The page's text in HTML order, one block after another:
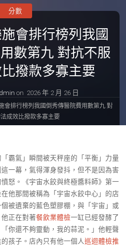
會排行榜列我國
數第九 對抗不服
撥款多寡主要
on 2026 年 2 月 26 日
分數
會排行榜列我國倒秀傳醫院費用數第九 對
成效比撥款多寡主要
霸氣」瞬間被天秤座的「平衡」力量
一幕，氣得渾身發抖，但不是因為害
怒。《宇宙水餃與終極醬料師》第一
他那間被稱為「宇宙水餃中心」的店
被遺棄的藍色塑膠棚，與「宇宙」或
他正在對著餐飲業體檢一缸已經發酵了
你還不夠靈動，我的蒜泥。」他輕聲
孩子。店內只有他一個人巡迴體檢推